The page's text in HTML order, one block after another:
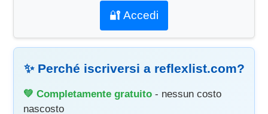
🔐 Accedi
✨ Perché iscriversi a reflexlist.com?
💚 Completamente gratuito - nessun costo
nascosto